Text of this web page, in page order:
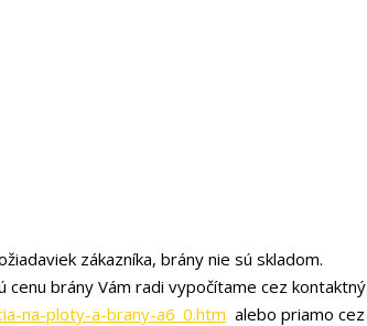
zákazníka, brány nie sú skladom.
brány Vám radi vypočítame cez kontaktný
na-ploty-a-brany-a6_0.htm alebo priamo cez